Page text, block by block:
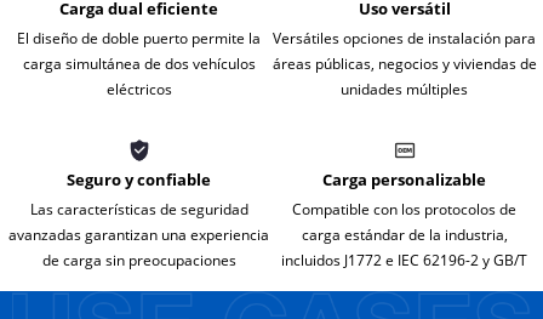
Carga dual eficiente
El diseño de doble puerto permite la
carga simultánea de dos vehículos
eléctricos
Uso versátil
Versátiles opciones de instalación para
áreas públicas, negocios y viviendas de
unidades múltiples
Seguro y confiable
Las características de seguridad
avanzadas garantizan una experiencia
de carga sin preocupaciones
Carga personalizable
Compatible con los protocolos de
carga estándar de la industria,
incluidos J1772 e IEC 62196-2 y GB/T